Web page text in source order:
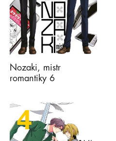
Nozaki, mistr
romantiky 6